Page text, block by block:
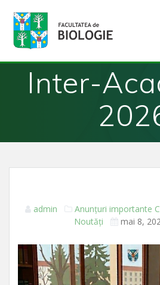
Inter-
admin Anunțuri importante
Noutăți
mai 8,